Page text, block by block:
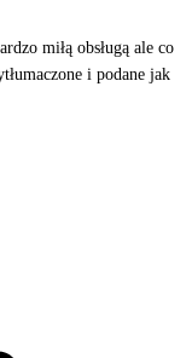
miłą obsługą ale co
i podane jak